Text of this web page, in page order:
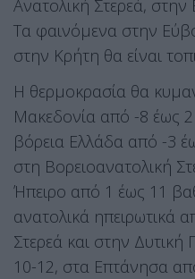
Ανατολική Στερεά, στην
Τα φαινόμενα στην
στην Κρήτη θα είναι
Η θερμοκρασία θα
Μακεδονία από -8 έως
βόρεια Ελλάδα από -3
στη Βορειοανατολική
Ήπειρο από 1 έως 11
ανατολικά ηπειρωτικά
Στερεά και στην
10-12, στα Επτάνησα